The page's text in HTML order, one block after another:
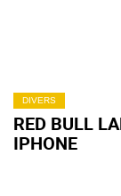
DIVERS
RED BULL
IPHONE